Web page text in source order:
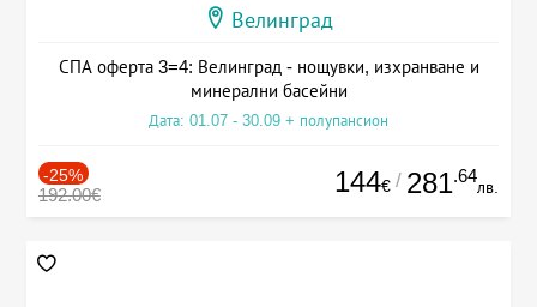
Велинград
СПА оферта 3=4: Велинград - нощувки, изхранване и
минерални басейни
Дата: 01.07 - 30.09 + полупансион
-25%
192.00€ 144€ / 281.64
лв.